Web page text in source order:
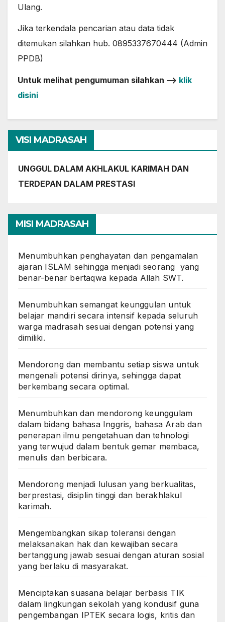
Ulang.
Jika terkendala pencarian atau data tidak
ditemukan silahkan hub. 0895337670444 (Admin
PPDB)
Untuk melihat pengumuman silahkan –> klik
disini
VISI MADRASAH
UNGGUL DALAM AKHLAKUL KARIMAH DAN
TERDEPAN DALAM PRESTASI
MISI MADRASAH
Menumbuhkan penghayatan dan pengamalan
ajaran ISLAM sehingga menjadi seorang yang
benar-benar bertaqwa kepada Allah SWT.
Menumbuhkan semangat keunggulan untuk
belajar mandiri secara intensif kepada seluruh
warga madrasah sesuai dengan potensi yang
dimiliki.
Mendorong dan membantu setiap siswa untuk
mengenali potensi dirinya, sehingga dapat
berkembang secara optimal.
Menumbuhkan dan mendorong keunggulam
dalam bidang bahasa Inggris, bahasa Arab dan
penerapan ilmu pengetahuan dan tehnologi
yang terwujud dalam bentuk gemar membaca,
menulis dan berbicara.
Mendorong menjadi lulusan yang berkualitas,
berprestasi, disiplin tinggi dan berakhlakul
karimah.
Mengembangkan sikap toleransi dengan
melaksanakan hak dan kewajiban secara
bertanggung jawab sesuai dengan aturan sosial
yang berlaku di masyarakat.
Menciptakan suasana belajar berbasis TIK
dalam lingkungan sekolah yang kondusif guna
pengembangan IPTEK secara logis, kritis dan